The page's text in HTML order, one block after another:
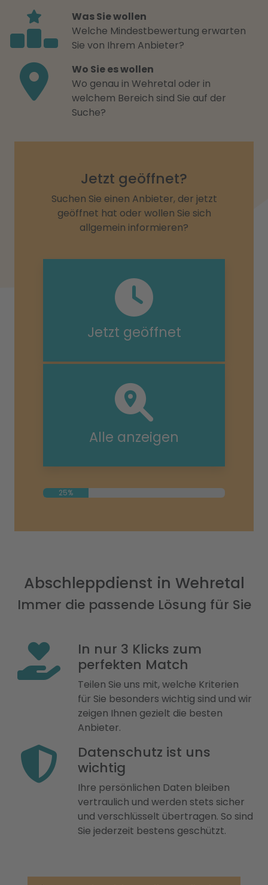
Was Sie wollen
Welche Mindestbewertung erwarten
Sie von Ihrem Anbieter?
Wo Sie es wollen
Wo genau in Wehretal oder in
welchem Bereich sind Sie auf der
Suche?
Jetzt geöffnet?
Suchen Sie einen Anbieter, der jetzt
geöffnet hat oder wollen Sie sich
allgemein informieren?
Jetzt geöffnet
Alle anzeigen
25%
Abschleppdienst in Wehretal
Immer die passende Lösung für Sie
In nur 3 Klicks zum
perfekten Match
Teilen Sie uns mit, welche Kriterien
für Sie besonders wichtig sind und wir
zeigen Ihnen gezielt die besten
Anbieter.
Datenschutz ist uns
wichtig
Ihre persönlichen Daten bleiben
vertraulich und werden stets sicher
und verschlüsselt übertragen. So sind
Sie jederzeit bestens geschützt.